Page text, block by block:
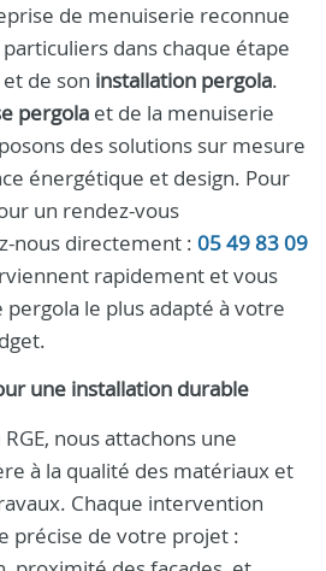
de menuiserie reconnue
particuliers dans chaque étape
et de son installation pergola.
pergola et de la menuiserie
des solutions sur mesure
énergétique et design. Pour
un rendez-vous
nous directement : 05 49 83 09
rapidement et vous
le plus adapté à votre
une installation durable
nous attachons une
à la qualité des matériaux et
Chaque intervention
précise de votre projet :